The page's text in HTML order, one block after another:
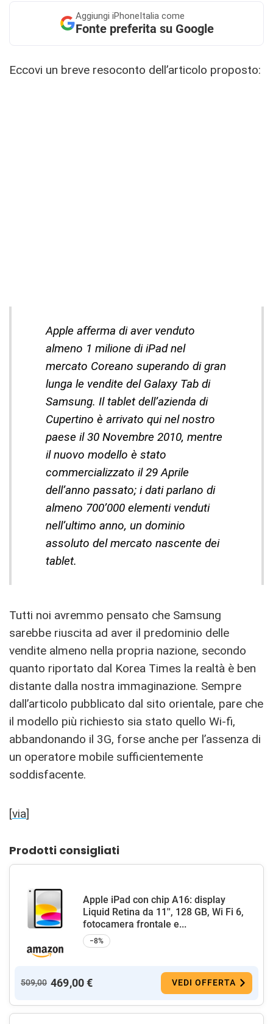
Aggiungi iPhoneItalia come
Fonte preferita su Google
Eccovi un breve resoconto dell’articolo proposto:
Apple afferma di aver venduto
almeno 1 milione di iPad nel
mercato Coreano superando di gran
lunga le vendite del Galaxy Tab di
Samsung. Il tablet dell’azienda di
Cupertino è arrivato qui nel nostro
paese il 30 Novembre 2010, mentre
il nuovo modello è stato
commercializzato il 29 Aprile
dell’anno passato; i dati parlano di
almeno 700’000 elementi venduti
nell’ultimo anno, un dominio
assoluto del mercato nascente dei
tablet.
Tutti noi avremmo pensato che Samsung
sarebbe riuscita ad aver il predominio delle
vendite almeno nella propria nazione, secondo
quanto riportato dal Korea Times la realtà è ben
distante dalla nostra immaginazione. Sempre
dall’articolo pubblicato dal sito orientale, pare che
il modello più richiesto sia stato quello Wi-fi,
abbandonando il 3G, forse anche per l’assenza di
un operatore mobile sufficientemente
soddisfacente.
[via]
Prodotti consigliati
Apple iPad con chip A16: display
Liquid Retina da 11'', 128 GB, Wi Fi 6,
fotocamera frontale e...
−8%
509,00 469,00 € VEDI OFFERTA